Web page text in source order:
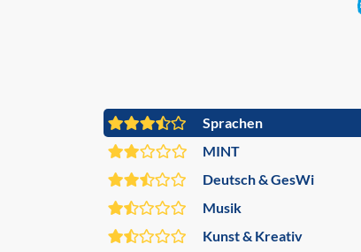
Sprachen
MINT
Deutsch & GesWi
Musik
Kunst & Kreativ